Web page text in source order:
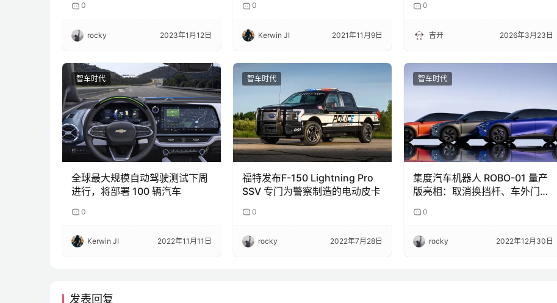
0
rocky 2023年1月12日
0
Kerwin JI 2021年11月9日
0
吉开 2026年3月23日
智车时代
全球最大规模自动驾驶测试下周
进行，将部署 100 辆汽车
0
Kerwin JI 2022年11月11日
智车时代
福特发布F-150 Lightning Pro
SSV 专门为警察制造的电动皮卡
0
rocky 2022年7月28日
智车时代
集度汽车机器人 ROBO-01 量产
版亮相：取消换挡杆、车外门把
0
rocky 2022年12月30日
发表回复